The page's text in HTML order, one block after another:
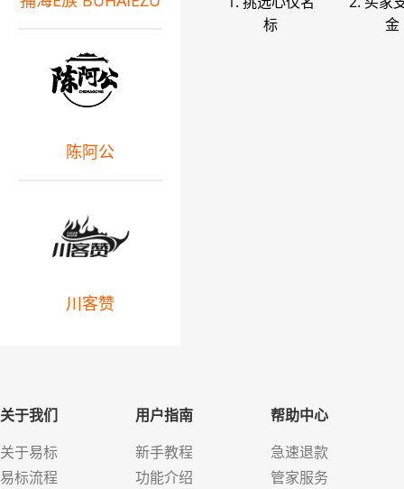
标
金
陈阿公
川客赞
关于我们
关于易标
易标流程
用户指南
新手教程
功能介绍
帮助中心
急速退款
管家服务